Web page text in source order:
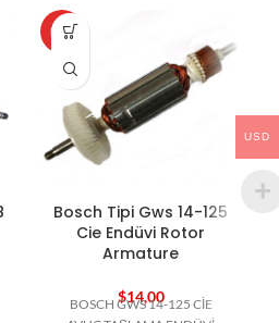
HOT
Bosch Tipi Gws 14-125
Cie Endüvi Rotor
Armature
$14,00
BOSCH GWS 14-125 CİE
USD